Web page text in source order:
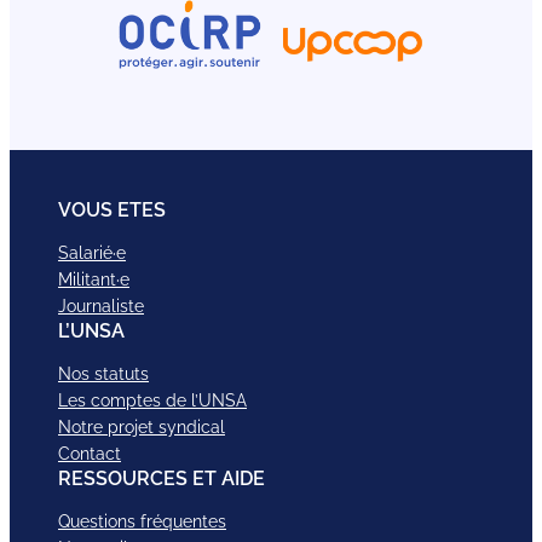
VOUS ETES
Salarié·e
Militant·e
Journaliste
L’UNSA
Nos statuts
Les comptes de l’UNSA
Notre projet syndical
Contact
RESSOURCES ET AIDE
Questions fréquentes